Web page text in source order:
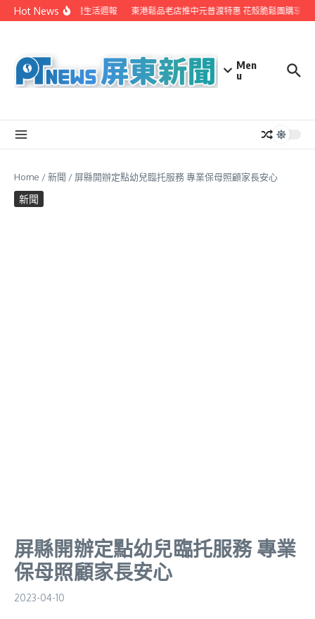
Skip to content
Hot NewsEYE台灣生活週報 東港鬆品老店推中元普渡特惠 花殼脆鬆團購享超
Men
u
Home /新聞 / 屏縣開辦定點幼兒臨托服務 專業保母照顧家長安心
新聞
屏縣開辦定點幼兒臨托服務 專業
保母照顧家長安心
2023-04-10